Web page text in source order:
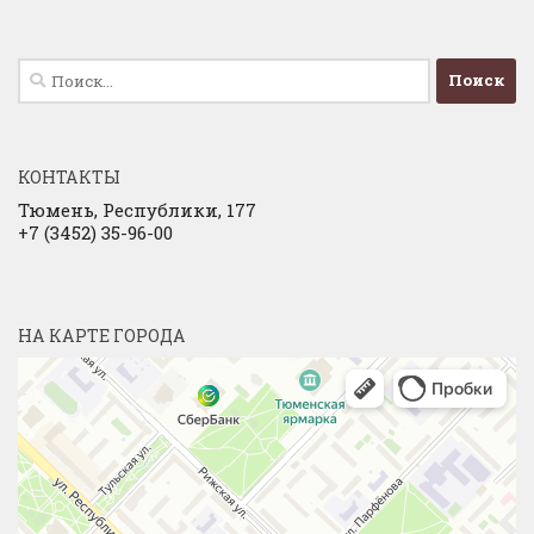
Найти:
КОНТАКТЫ
Тюмень, Республики, 177
+7 (3452) 35-96-00
НА КАРТЕ ГОРОДА